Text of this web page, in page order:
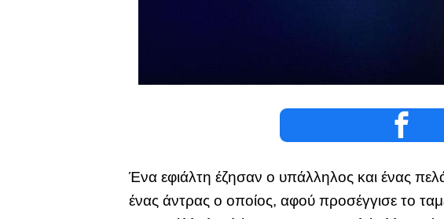
Ένα εφιάλτη έζησαν ο υπάλληλος και ένας
ένας άντρας ο οποίος, αφού προσέγγισε το